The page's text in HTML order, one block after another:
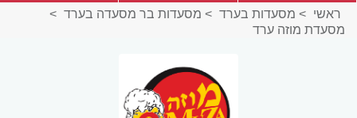
ראשי > מסעדות בערד > מסעדות בר מסעדה בערד >
מסעדת מוזה ערד